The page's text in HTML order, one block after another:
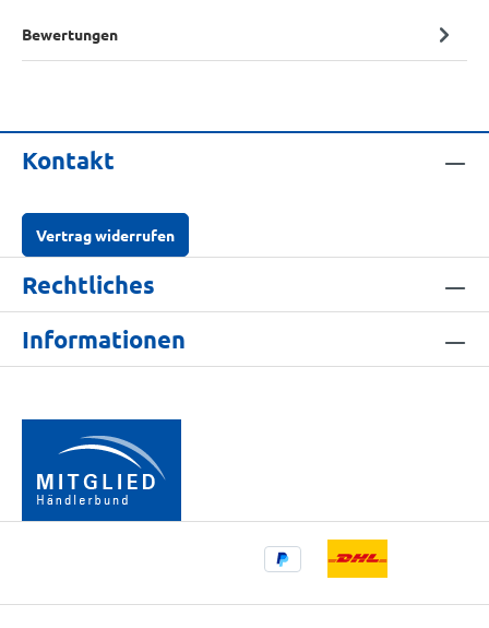
Bewertungen
Kontakt
Vertrag widerrufen
Rechtliches
Informationen